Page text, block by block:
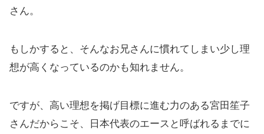
さん。
もしかすると、そんなお兄さんに慣れてしまい少し理
想が高くなっているのかも知れません。
ですが、高い理想を掲げ目標に進む力のある宮田笙子
さんだからこそ、日本代表のエースと呼ばれるまでに